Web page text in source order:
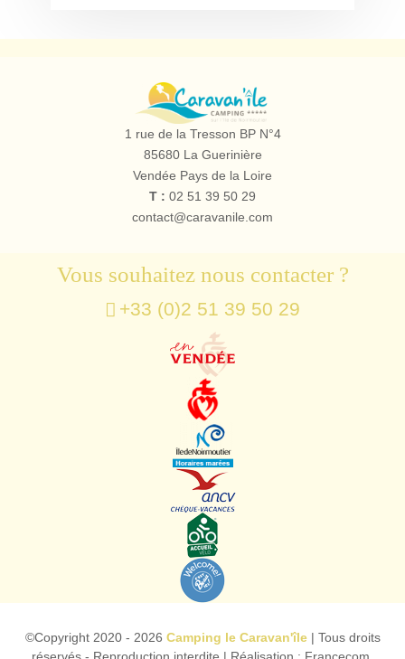
Camping
le
Caravan'île
1 rue de la Tresson BP N°4
85680 La Guerinière
Vendée Pays de la Loire
T : 02 51 39 50 29
contact@caravanile.com
Vous souhaitez nous contacter ?
+33 (0)2 51 39 50 29
©Copyright 2020 - 2026 Camping le Caravan'île| Tous droits